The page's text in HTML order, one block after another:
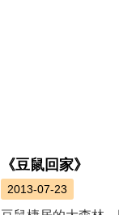
《豆鼠回家》
2013-07-23